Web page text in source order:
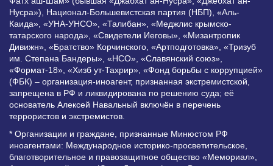
Нусра»), Национал-Большевистская партия (НБП), «Аль-
Каида», «УНА-УНСО», «Талибан», «Меджлис крымско-
татарского народа», «Свидетели Иеговы», «Мизантропик
Дивижн», «Братство» Корчинского, «Артподготовка», «Тризуб
им. Степана Бандеры», «НСО», «Славянский союз»,
«Формат-18», «Хизб ут-Тахрир», «Фонд борьбы с коррупцией»
(ФБК) – организация-иноагент, признанная экстремистской,
запрещена в РФ и ликвидирована по решению суда; её
основатель Алексей Навальный включён в перечень
террористов и экстремистов.
* Организации и граждане, признанные Минюстом РФ
иноагентами: Международное историко-просветительское,
благотворительное и правозащитное общество «Мемориал»,